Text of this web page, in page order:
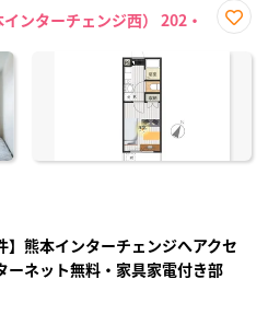
ンターチェンジ西） 202・
に入
】熊本インターチェンジへアクセ
ーネット無料・家具家電付き部